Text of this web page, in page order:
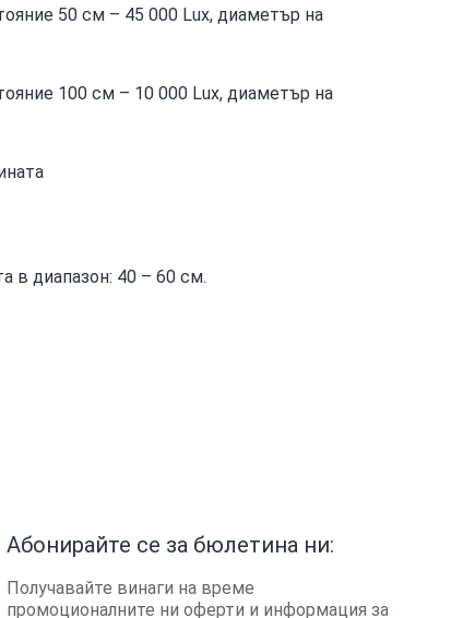
50 см – 45 000 Lux, диаметър на
100 см – 10 000 Lux, диаметър на
в диапазон: 40 – 60 см.
Абонирайте се за бюлетина ни:
Получавайте винаги на време
промоционалните ни оферти и информация за